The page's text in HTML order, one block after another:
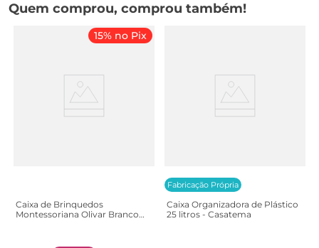
Quem comprou, comprou também!
15% no Pix
Caixa de Brinquedos
Montessoriana Olivar Branco
Fabricação Própria
Caixa Organizadora de Plástico
25 litros - Casatema